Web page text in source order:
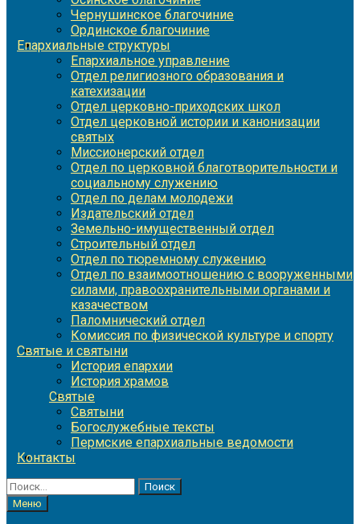
Чернушинское благочиние
Ординское благочиние
Епархиальные структуры
Епархиальное управление
Отдел религиозного образования и
катехизации
Отдел церковно-приходских школ
Отдел церковной истории и канонизации
святых
Миссионерский отдел
Отдел по церковной благотворительности и
социальному служению
Отдел по делам молодежи
Издательский отдел
Земельно-имущественный отдел
Строительный отдел
Отдел по тюремному служению
Отдел по взаимоотношению с вооруженными
силами, правоохранительными органами и
казачеством
Паломнический отдел
Комиссия по физической культуре и спорту
Святые и святыни
История епархии
История храмов
Святые
Святыни
Богослужебные тексты
Пермские епархиальные ведомости
Контакты
Найти:
Меню